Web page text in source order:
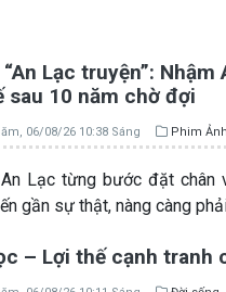
Lạc truyện”:
sau 10 năm chờ đợi
06/08/26 10:38 Sáng Phim Ảnh
Lạc từng bước đặt chân
gần sự thật, nàng càng
– Lợi thế cạnh tranh